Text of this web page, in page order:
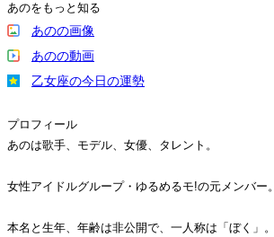
あのをもっと知る
あのの画像
あのの動画
乙女座の今日の運勢
プロフィール
あのは歌手、モデル、女優、タレント。
女性アイドルグループ・ゆるめるモ!の元メンバー。
本名と生年、年齢は非公開で、一人称は「ぼく」。